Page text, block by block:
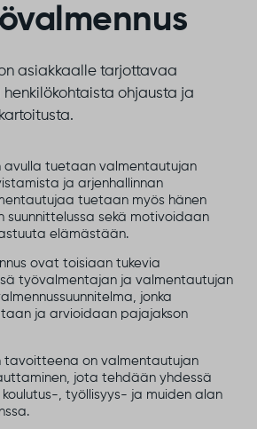
asiakkaalle tarjottavaa
ohjausta ja
avulla tuetaan valmentautujan
ja arjenhallinnan
tuetaan myös hänen
suunnittelussa sekä motivoidaan
elämästään.
ovat toisiaan tukevia
työvalmentajan ja valmentautujan
jonka
ja arvioidaan pajajakson
tavoitteena on valmentautujan
jota tehdään yhdessä
, työllisyys- ja muiden alan